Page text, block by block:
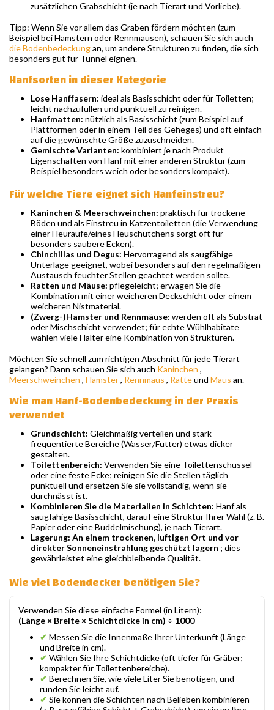
zusätzlichen Grabschicht (je nach Tierart und Vorliebe).
Tipp: Wenn Sie vor allem das Graben fördern möchten (zum
Beispiel bei Hamstern oder Rennmäusen), schauen Sie sich auch
die Bodenbedeckungan, um andere Strukturen zu finden, die sich
besonders gut für Tunnel eignen.
Hanfsorten in dieser Kategorie
Lose Hanffasern: ideal als Basisschicht oder für Toiletten;
leicht nachzufüllen und punktuell zu reinigen.
Hanfmatten: nützlich als Basisschicht (zum Beispiel auf
Plattformen oder in einem Teil des Geheges) und oft einfach
auf die gewünschte Größe zuzuschneiden.
Gemischte Varianten: kombiniert je nach Produkt
Eigenschaften von Hanf mit einer anderen Struktur (zum
Beispiel besonders weich oder besonders kompakt).
Für welche Tiere eignet sich Hanfeinstreu?
Kaninchen & Meerschweinchen: praktisch für trockene
Böden und als Einstreu in Katzentoiletten (die Verwendung
einer Heuraufe/eines Heuschütchens sorgt oft für
besonders saubere Ecken).
Chinchillas und Degus: Hervorragend als saugfähige
Unterlage geeignet, wobei besonders auf den regelmäßigen
Austausch feuchter Stellen geachtet werden sollte.
Ratten und Mäuse: pflegeleicht; erwägen Sie die
Kombination mit einer weicheren Deckschicht oder einem
weicheren Nistmaterial.
(Zwerg-)Hamster und Rennmäuse: werden oft als Substrat
oder Mischschicht verwendet; für echte Wühlhabitate
wählen viele Halter eine Kombination von Strukturen.
Möchten Sie schnell zum richtigen Abschnitt für jede Tierart
gelangen? Dann schauen Sie sich auch Kaninchen ,
Meerschweinchen , Hamster, Rennmaus , Ratteund Maus an.
Wie man Hanf-Bodenbedeckung in der Praxis
verwendet
Grundschicht: Gleichmäßig verteilen und stark
frequentierte Bereiche (Wasser/Futter) etwas dicker
gestalten.
Toilettenbereich: Verwenden Sie eine Toilettenschüssel
oder eine feste Ecke; reinigen Sie die Stellen täglich
punktuell und ersetzen Sie sie vollständig, wenn sie
durchnässt ist.
Kombinieren Sie die Materialien in Schichten: Hanf als
saugfähige Basisschicht, darauf eine Struktur Ihrer Wahl (z. B.
Papier oder eine Buddelmischung), je nach Tierart.
Lagerung: An einem trockenen, luftigen Ort und vor
direkter Sonneneinstrahlung geschützt lagern ; dies
gewährleistet eine gleichbleibende Qualität.
Wie viel Bodendecker benötigen Sie?
Verwenden Sie diese einfache Formel (in Litern):
(Länge × Breite × Schichtdicke in cm) ÷ 1000
✔ Messen Sie die Innenmaße Ihrer Unterkunft (Länge
und Breite in cm).
✔ Wählen Sie Ihre Schichtdicke (oft tiefer für Gräber;
kompakter für Toilettenbereiche).
✔ Berechnen Sie, wie viele Liter Sie benötigen, und
runden Sie leicht auf.
✔ Sie können die Schichten nach Belieben kombinieren